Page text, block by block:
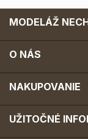
MODELÁŽ
O NÁS
NAKUPOVANIE
UŽITOČNÉ